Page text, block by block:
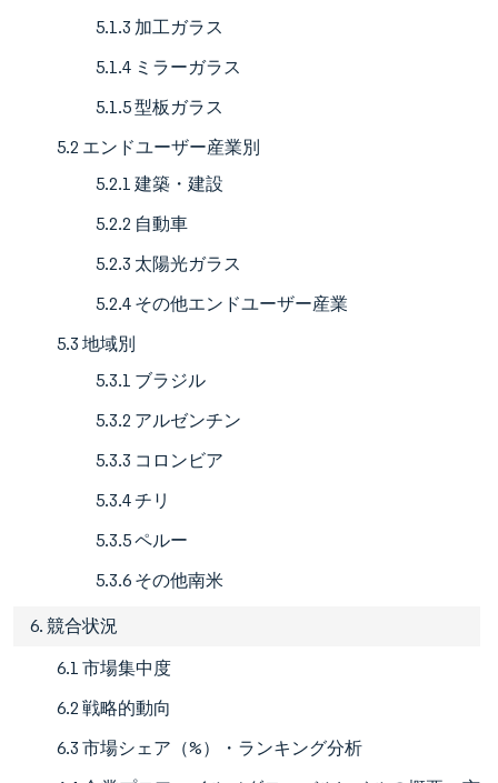
5.1.3 加工ガラス
5.1.4 ミラーガラス
5.1.5 型板ガラス
5.2 エンドユーザー産業別
5.2.1 建築・建設
5.2.2 自動車
5.2.3 太陽光ガラス
5.2.4 その他エンドユーザー産業
5.3 地域別
5.3.1 ブラジル
5.3.2 アルゼンチン
5.3.3 コロンビア
5.3.4 チリ
5.3.5 ペルー
5.3.6 その他南米
6. 競合状況
6.1 市場集中度
6.2 戦略的動向
6.3 市場シェア（%）・ランキング分析